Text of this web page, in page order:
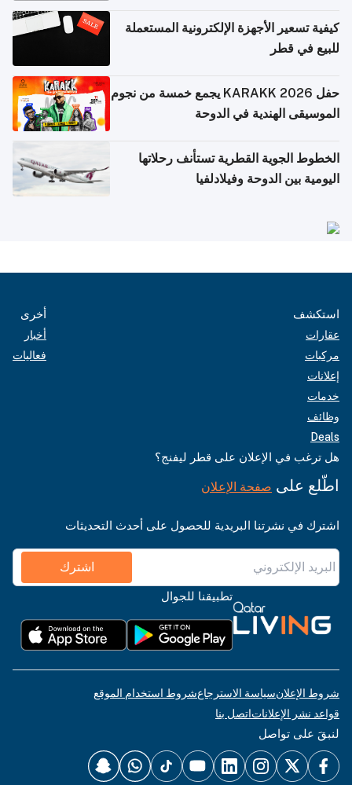
كيفية تسعير الأجهزة الإلكترونية المستعملة
للبيع في قطر
حفل KARAKK 2026 يجمع خمسة من نجوم
الموسيقى الهندية في الدوحة
الخطوط الجوية القطرية تستأنف رحلاتها
اليومية بين الدوحة وفيلادلفيا
استكشف
عقارات
مركبات
إعلانات
خدمات
وظائف
Deals
أخرى
أخبار
فعاليات
هل ترغب في الإعلان على قطر ليفنج؟
اطّلع على صفحة الإعلان
اشترك في نشرتنا البريدية للحصول على أحدث التحديثات
اشترك
تطبيقنا للجوال
شروط الإعلانسياسة الاسترجاعشروط استخدام الموقع
قواعد نشر الإعلاناتاتصل بنا
لنبقَ على تواصل